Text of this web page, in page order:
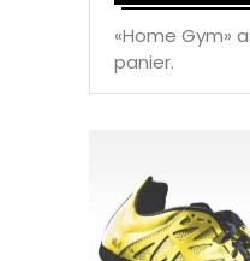
«Home Gym»
panier.